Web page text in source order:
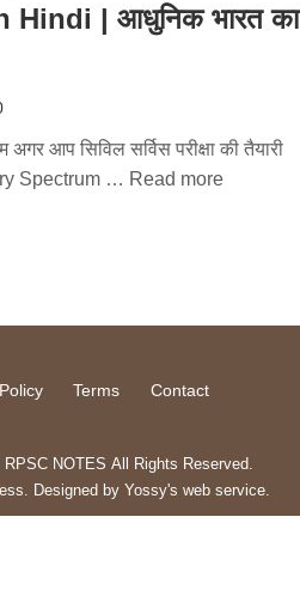
| आधुनिक भारत का
आप सिविल सर्विस परीक्षा की तैयारी
Spectrum … Read more
Terms Contact
NOTES All Rights Reserved.
. Designed by Yossy's web service.